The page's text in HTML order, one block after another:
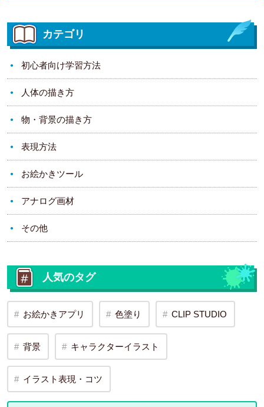
カテゴリ
初心者向け学習方法
人体の描き方
物・背景の描き方
表現方法
お絵かきツール
アナログ画材
その他
人気のタグ
お絵かきアプリ 色塗り CLIP STUDIO
背景 キャラクターイラスト
イラスト表現・コツ